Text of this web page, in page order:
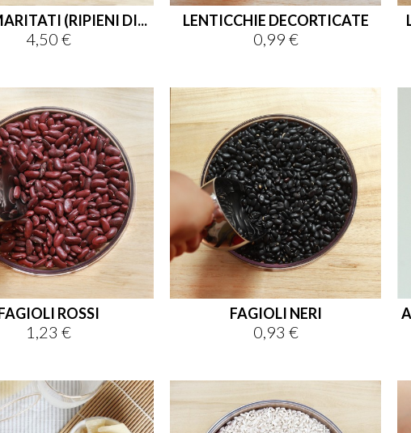
(RIPIENI DI...
Prezzo
4,50 €
LENTICCHIE DECORTICATE
Prezzo
0,99 €
ROSSI
Prezzo
1,23 €
FAGIOLI NERI
Prezzo
0,93 €